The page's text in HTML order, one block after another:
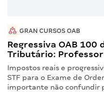
GRAN CURSOS OAB
Regressiva OAB 100
Tributário:
Impostos reais e
STF para o Exame de
importante não confundir